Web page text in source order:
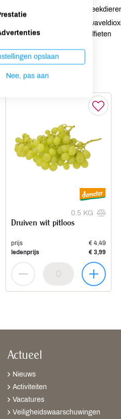
sulfieten
0.5 KG
Druiven wit pitloos
prijs
€ 4,49
ledenprijs
€ 3,99
Actueel
Nieuws
Activiteiten
Vacatures
Veiligheidswaarschuwingen
opslaan
Nee, pas aan